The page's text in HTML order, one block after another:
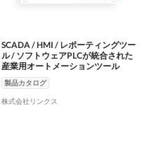
SCADA / HMI / レポーティングツー
ル / ソフトウェアPLCが統合された
産業用オートメーションツール
『zenon』（COPA-DATA社）
製品カタログ
株式会社リンクス